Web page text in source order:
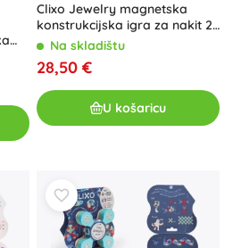
Clixo Jewelry magnetska
konstrukcijska igra za nakit 28
komada
Na skladištu
28,50 €
U košaricu